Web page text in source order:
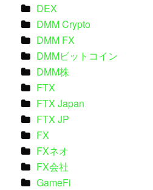
DEX
DMM Crypto
DMM FX
DMMビットコイン
DMM株
FTX
FTX Japan
FTX JP
FX
FXネオ
FX会社
GameFi